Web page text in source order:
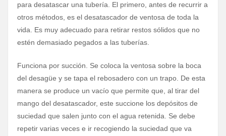
para desatascar una tubería. El primero, antes de recurrir a
otros métodos, es el desatascador de ventosa de toda la
vida. Es muy adecuado para retirar restos sólidos que no
estén demasiado pegados a las tuberías.
Funciona por succión. Se coloca la ventosa sobre la boca
del desagüe y se tapa el rebosadero con un trapo. De esta
manera se produce un vacío que permite que, al tirar del
mango del desatascador, este succione los depósitos de
suciedad que salen junto con el agua retenida. Se debe
repetir varias veces e ir recogiendo la suciedad que va